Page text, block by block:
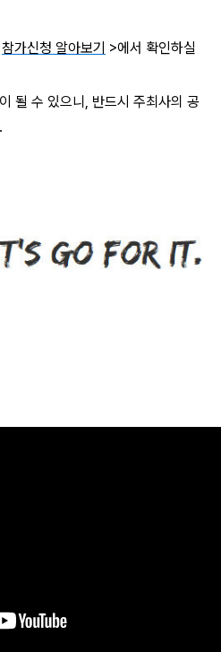
참가신청 알아보기 >에서 확인하실
될 수 있으니, 반드시 주최사의 공